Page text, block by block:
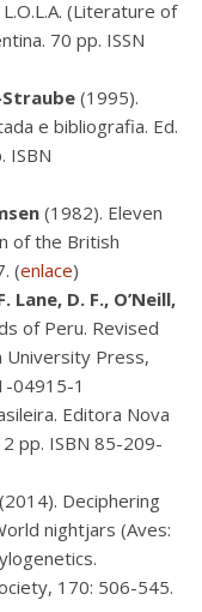
(Literature of
70 pp. ISSN
Straube(1995).
e bibliografia. Ed.
ISBN
(1982). Eleven
of the British
(enlace)
Lane, D. F., O’Neill,
of Peru. Revised
University Press,
04915-1
Editora Nova
pp. ISBN 85-209-
(2014). Deciphering
nightjars (Aves:
170: 506-545.